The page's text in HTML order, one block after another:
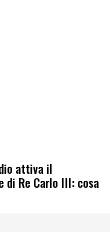
attiva il
Re Carlo III: cosa